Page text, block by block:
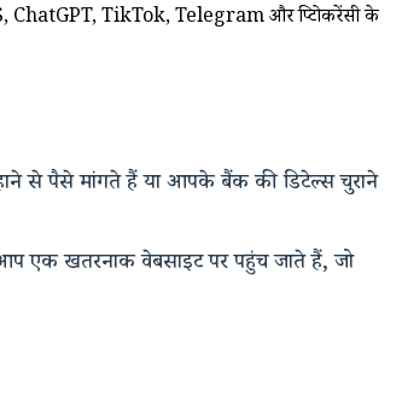
TikTok, Telegram और क्रिप्टोकरेंसी के
से पैसे मांगते हैं या आपके बैंक की डिटेल्स चुराने
एक खतरनाक वेबसाइट पर पहुंच जाते हैं, जो